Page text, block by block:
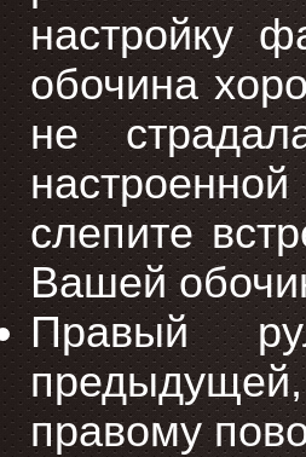
настройку
обочина
не
слепите
Вашей
Правый
правому